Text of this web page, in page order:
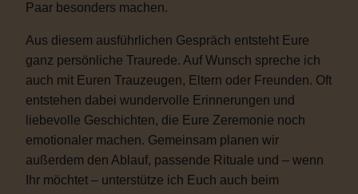
Paar besonders machen.
Aus diesem ausführlichen Gespräch entsteht Eure
ganz persönliche Traurede. Auf Wunsch spreche ich
auch mit Euren Trauzeugen, Eltern oder Freunden. Oft
entstehen dabei wundervolle Erinnerungen und
liebevolle Geschichten, die Eure Zeremonie noch
emotionaler machen. Gemeinsam planen wir
außerdem den Ablauf, passende Rituale und – wenn
Ihr möchtet – unterstütze ich Euch auch beim